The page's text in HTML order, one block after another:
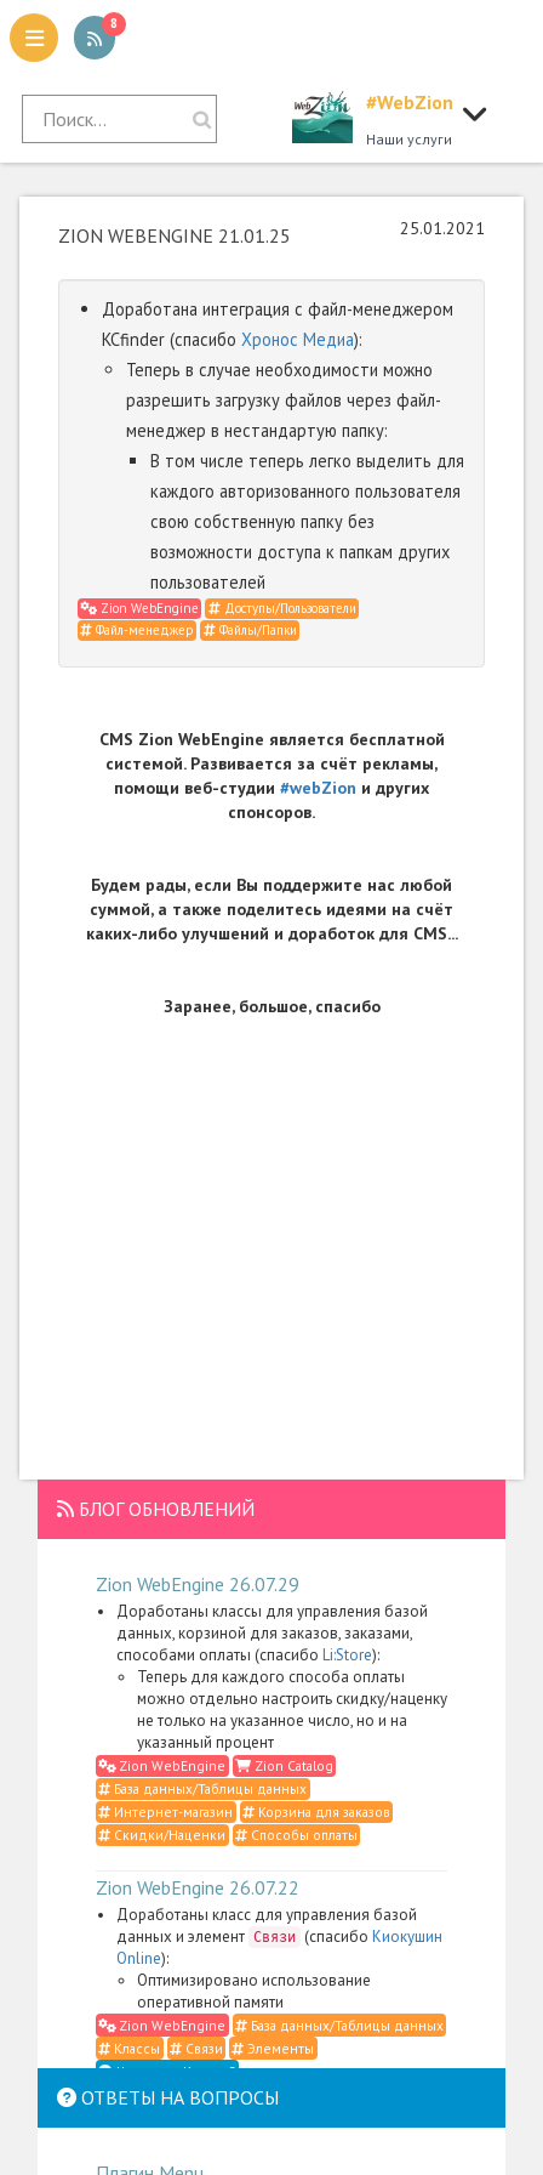
8
#WebZion
Наши услуги
ZION WEBENGINE 21.01.25 25.01.2021
Доработана интеграция с файл-менеджером
KCfinder (спасибо Хронос Медиа):
Теперь в случае необходимости можно
разрешить загрузку файлов через файл-
менеджер в нестандартую папку:
В том числе теперь легко выделить для
каждого авторизованного пользователя
свою собственную папку без
возможности доступа к папкам других
пользователей
Zion WebEngine
Доступы/Пользователи
Файл-менеджер
Файлы/Папки
CMS Zion WebEngine является бесплатной
системой. Развивается за счёт рекламы,
помощи веб-студии #webZion и других
спонсоров.
Будем рады, если Вы поддержите нас любой
суммой, а также поделитесь идеями на счёт
каких-либо улучшений и доработок для CMS...
Заранее, большое, спасибо
БЛОГ ОБНОВЛЕНИЙ
Zion WebEngine 26.07.29
Доработаны классы для управления базой
данных, корзиной для заказов, заказами,
способами оплаты (спасибо Li:Store):
Теперь для каждого способа оплаты
можно отдельно настроить скидку/наценку
не только на указанное число, но и на
указанный процент
Zion WebEngine
Zion Catalog
База данных/Таблицы данных
Интернет-магазин
Корзина для заказов
Скидки/Наценки
Способы оплаты
Zion WebEngine 26.07.22
Доработаны класс для управления базой
данных и элемент Связи (спасибо Киокушин
Online):
Оптимизировано использование
оперативной памяти
Zion WebEngine
База данных/Таблицы данных
Классы
Связи
Элементы
Что такое Классы?
Zion WebEngine 26.07.21
ОТВЕТЫ НА ВОПРОСЫ